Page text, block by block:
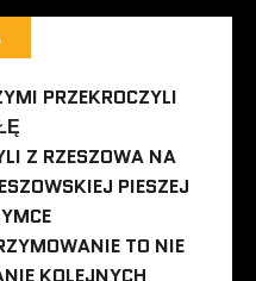
PRZEKROCZYLI
Z RZESZOWA NA
PIESZEJ
TO NIE